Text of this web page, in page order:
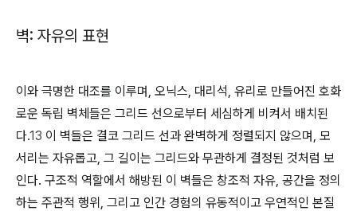
벽: 자유의 표현
이와 극명한 대조를 이루며, 오닉스, 대리석, 유리로 만들어진 호화
로운 독립 벽체들은 그리드 선으로부터 세심하게 비켜서 배치된
다.13 이 벽들은 결코 그리드 선과 완벽하게 정렬되지 않으며, 모
서리는 자유롭고, 그 길이는 그리드와 무관하게 결정된 것처럼 보
인다. 구조적 역할에서 해방된 이 벽들은 창조적 자유, 공간을 정의
하는 주관적 행위, 그리고 인간 경험의 유동적이고 우연적인 본질